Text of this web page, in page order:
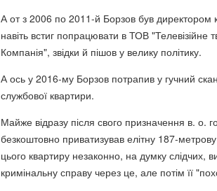
А от з 2006 по 2011-й Борзов був директором
навіть встиг попрацювати в ТОВ
Компанія", звідки й пішов у велику політику.
А ось у 2016-му Борзов потрапив у гучний
службової квартири.
Майже відразу після свого призначення в. о.
безкоштовно приватизував елітну 187-
цього квартиру незаконно, на думку слідчих,
кримінальну справу через це, але потім її